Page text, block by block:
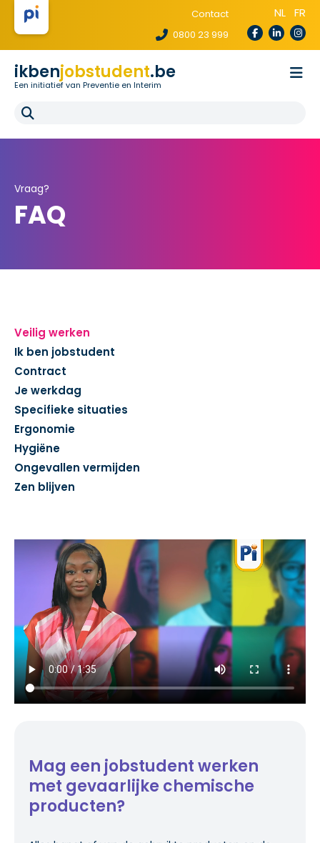
Contact
0800 23 999
NL FR
ikbenjobstudent.be
Een initiatief van Preventie en Interim
Voor uitzendbureaus
Vraag?
FAQ
Veilig werken
Ik ben jobstudent
Contract
Je werkdag
Specifieke situaties
Ergonomie
Hygiëne
Ongevallen vermijden
Zen blijven
Mag een jobstudent werken
met gevaarlijke chemische
producten?